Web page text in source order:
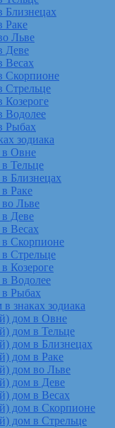
Близнецах
Раке
Льве
Деве
Весах
Скорпионе
Стрельце
Козероге
Водолее
Рыбах
зодиака
в Овне
Тельце
Близнецах
Раке
Льве
в Деве
Весах
в Скорпионе
Стрельце
Козероге
Водолее
в Рыбах
знаках зодиака
дом в Овне
дом в Тельце
дом в Близнецах
дом в Раке
дом во Льве
дом в Деве
дом в Весах
дом в Скорпионе
дом в Стрельце